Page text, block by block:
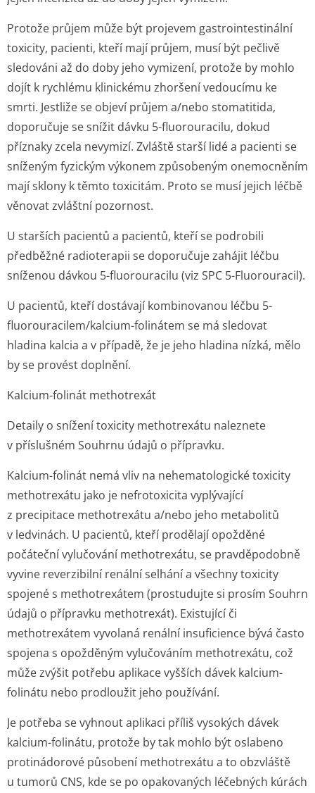
Protože průjem může být projevem gastrointestinální
toxicity, pacienti, kteří mají průjem, musí být pečlivě
sledováni až do doby jeho vymizení, protože by mohlo
dojít k rychlému klinickému zhoršení vedoucímu ke
smrti. Jestliže se objeví průjem a/nebo stomatitida,
doporučuje se snížit dávku 5-fluorouracilu, dokud
příznaky zcela nevymizí. Zvláště starší lidé a pacienti se
sníženým fyzickým výkonem způsobeným onemocněním
mají sklony k těmto toxicitám. Proto se musí jejich léčbě
věnovat zvláštní pozornost.
U starších pacientů a pacientů, kteří se podrobili
předběžné radioterapii se doporučuje zahájit léčbu
sníženou dávkou 5-fluorouracilu (viz SPC 5-Fluorouracil).
U pacientů, kteří dostávají kombinovanou léčbu 5-
fluorouracilem/kal­cium-folinátem se má sledovat
hladina kalcia a v případě, že je jeho hladina nízká, mělo
by se provést doplnění.
Kalcium-folinát methotrexát
Detaily o snížení toxicity methotrexátu naleznete
v příslušném Souhrnu údajů o přípravku.
Kalcium-folinát nemá vliv na nehematologické toxicity
methotrexátu jako je nefrotoxicita vyplývající
z precipitace methotrexátu a/nebo jeho metabolitů
v ledvinách. U pacientů, kteří prodělají opožděné
počáteční vylučování methotrexátu, se pravděpodobně
vyvine reverzibilní renální selhání a všechny toxicity
spojené s methotrexátem (prostudujte si prosím Souhrn
údajů o přípravku methotrexát). Existující či
methotrexátem vyvolaná renální insuficience bývá často
spojena s opožděným vylučováním methotrexátu, což
může zvýšit potřebu aplikace vyšších dávek kalcium-
folinátu nebo prodloužit jeho používání.
Je potřeba se vyhnout aplikaci příliš vysokých dávek
kalcium-folinátu, protože by tak mohlo být oslabeno
protinádorové působení methotrexátu a to obzvláště
u tumorů CNS, kde se po opakovaných léčebných kúrách